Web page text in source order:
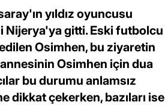
yıldız oyuncusu
Nijerya'ya gitti. Eski futbolcu
Osimhen, bu ziyaretin
Osimhen için dua
bu durumu anlamsız
dikkat çekerken, bazıları ise